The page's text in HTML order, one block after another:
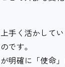
手く活かして
です。
明確に「使命